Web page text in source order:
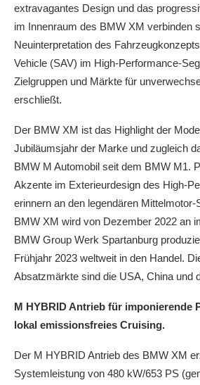
extravagantes Design und das
im Innenraum des BMW XM verbinden
Neuinterpretation des
Vehicle (SAV) im High-Performance-
Zielgruppen und Märkte für
erschließt.
Der BMW XM ist das Highlight der
Jubiläumsjahr der Marke und zugleich
BMW M Automobil seit dem BMW M1.
Akzente im Exterieurdesign des High-
erinnern an den legendären Mittelmotor-
BMW XM wird von Dezember 2022 an
BMW Group Werk Spartanburg
Frühjahr 2023 weltweit in den Handel.
Absatzmärkte sind die USA, China und
M HYBRID Antrieb für imponierende
lokal emissionsfreies Cruising.
Der M HYBRID Antrieb des BMW XM
Systemleistung von 480 kW/653 PS